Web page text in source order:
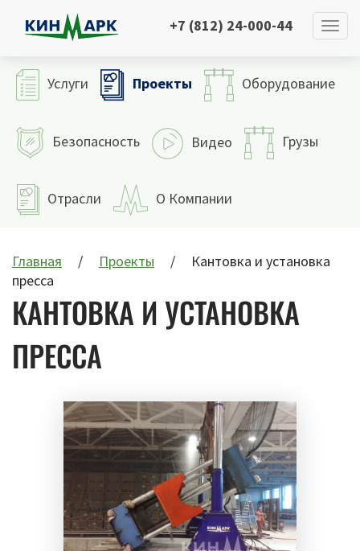
+7 (812) 24-000-44
Услуги Проекты Оборудование
Безопасность Видео Грузы
Отрасли О Компании
Главная Проекты
Кантовка и установка
пресса
КАНТОВКА И УСТАНОВКА
ПРЕССА